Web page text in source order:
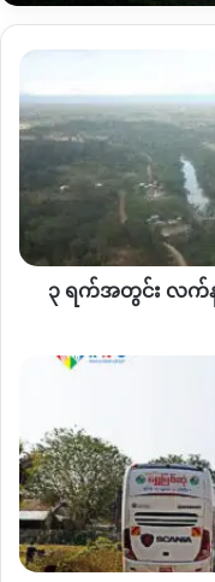
သားတွေအပြင် ၂၀၂၃ ခု
စုစုပေါင်းအင်အား ၂၀၀
န့်လင်းပါတောင်ဘက်ကို
“ရွှေကူဘက်မဟုတ်ဘူးရွှ
ထားတယ်။ ဗန်းမေ
လမ်းကြောဟထားပေး
လင်းပါတောင်မှာကျတ
ပစ်တယ် ၁၂၀ တွေနဲ့ပ
လက်နက်ငယ်၊ ကျည်နဲ့ဗုံး
တစ်စီးစာ သိမ်းပိုက်ရရှိခဲ့
တပ်က လက်နက်သိုလောင်ရုံ
သိမ်းဆည်းရမိနဲ့လက်နက်
နေတယ်လို့သိရပါတယ်။
၃
အတွင်း
လက်နက်ချ
KIA
စာပို့
ခဲ့
န့်
ခွာ
၃ ရက်အတွင်း လက်
လမ်း
ပိုင်း ခရီးသည်
ကား
ရာ
ကျော်
ပိတ်ဆို့